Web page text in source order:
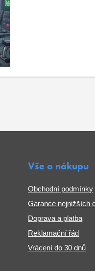
Vše o nákupu
Obchodní podmínky
Garance nejnižších
Doprava a platba
Reklamační řád
Vrácení do 30 dnů